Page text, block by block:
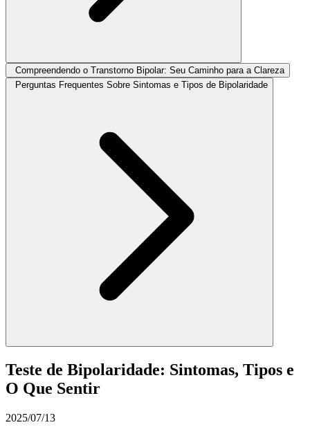
Compreendendo o Transtorno Bipolar: Seu Caminho para a Clareza
Perguntas Frequentes Sobre Sintomas e Tipos de Bipolaridade
Teste de Bipolaridade: Sintomas, Tipos e
O Que Sentir
2025/07/13